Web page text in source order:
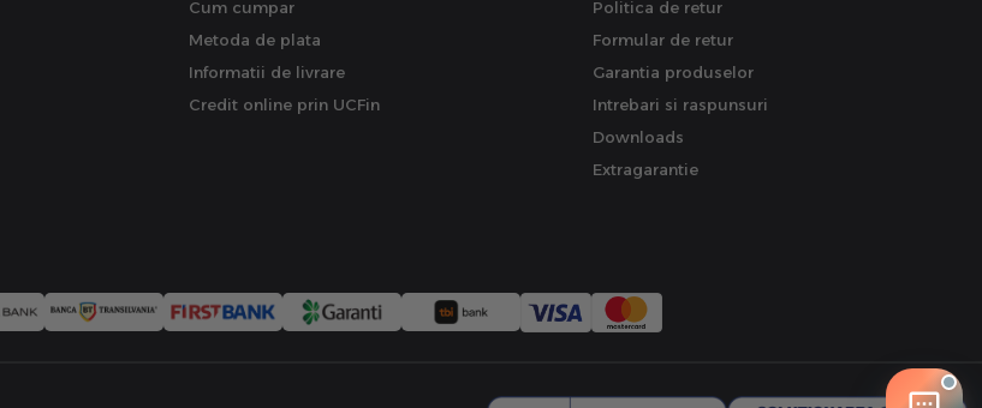
Cum cumpar
Metoda de plata
Informatii de livrare
Credit online prin UCFin
Politica de retur
Formular de retur
Garantia produselor
Intrebari si raspunsuri
Downloads
Extragarantie